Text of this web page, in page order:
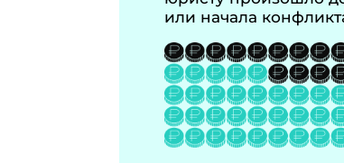
или начала